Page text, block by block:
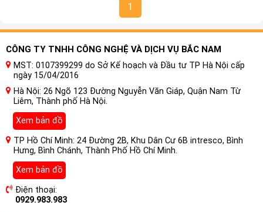
1
CÔNG TY TNHH CÔNG NGHỆ VÀ DỊCH VỤ BẮC NAM
MST: 0107399299 do Sở Kế hoạch và Đầu tư TP Hà Nội cấp
ngày 15/04/2016
Hà Nội: 26 Ngõ 123 Đường Nguyễn Văn Giáp, Quận Nam Từ
Liêm, Thành phố Hà Nội.
Xem bản đồ
TP Hồ Chí Minh: 24 Đường 2B, Khu Dân Cư 6B intresco, Bình
Hưng, Bình Chánh, Thành Phố Hồ Chí Minh.
Xem bản đồ
Điện thoại:
0929.983.983